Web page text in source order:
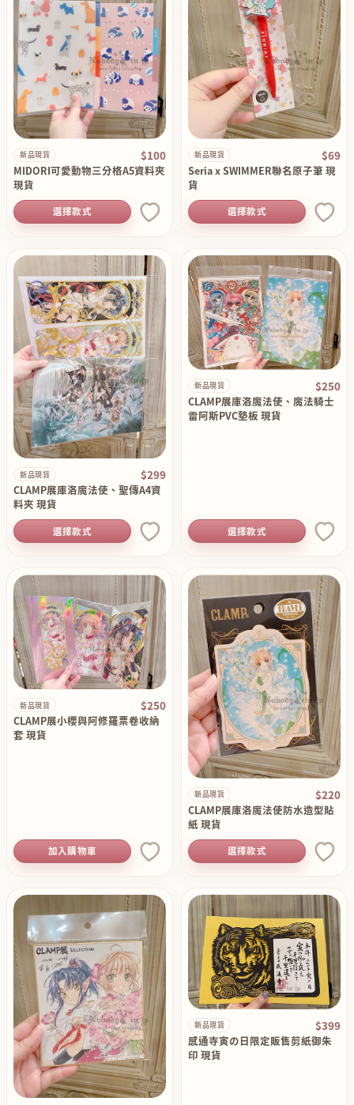
新品現貨 $100
MIDORI可愛動物三分格A5資料夾
現貨
選擇款式
新品現貨 $69
Seria x SWIMMER聯名原子筆 現
貨
選擇款式
新品現貨 $299
CLAMP展庫洛魔法使、聖傳A4資
料夾 現貨
選擇款式
新品現貨 $250
CLAMP展庫洛魔法使、魔法騎士
雷阿斯PVC墊板 現貨
選擇款式
新品現貨 $250
CLAMP展小櫻與阿修羅票卷收納
套 現貨
加入購物車
新品現貨 $220
CLAMP展庫洛魔法使防水造型貼
紙 現貨
選擇款式
新品現貨 $399
感通寺寅の日限定販售剪紙御朱
印 現貨